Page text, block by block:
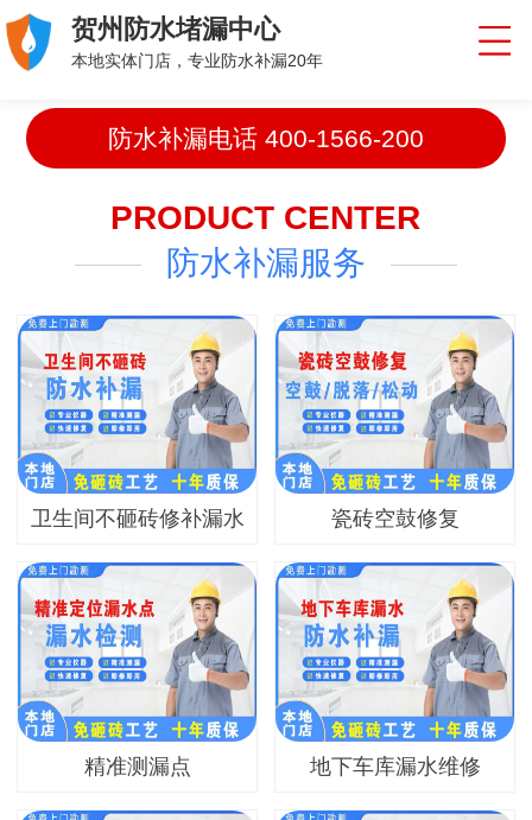
贺州防水堵漏中心
本地实体门店，专业防水补漏20年
防水补漏电话 400-1566-200
PRODUCT CENTER
防水补漏服务
卫生间不砸砖修补漏水 瓷砖空鼓修复
精准测漏点 地下车库漏水维修